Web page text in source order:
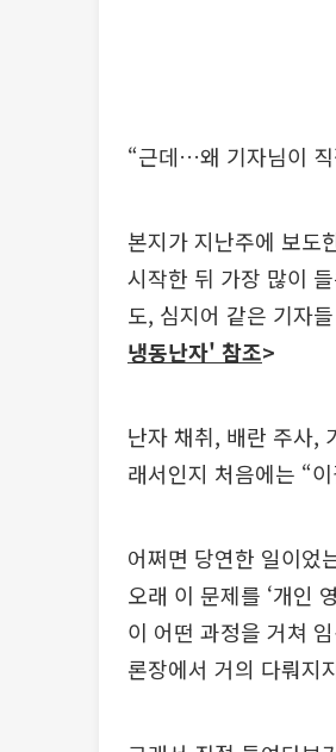
“근데…왜 기자님이
본지가 지난주에 보도
시작한 뒤 가장 많이
도, 심지어 같은 기자
냉동난자' 참조>
난자 채취, 배란 주사,
래서인지 처음에는 “
어쩌면 당연한 일이었
오래 이 문제를 ‘개인
이 어떤 과정을 거쳐
론장에서 거의 다뤄지